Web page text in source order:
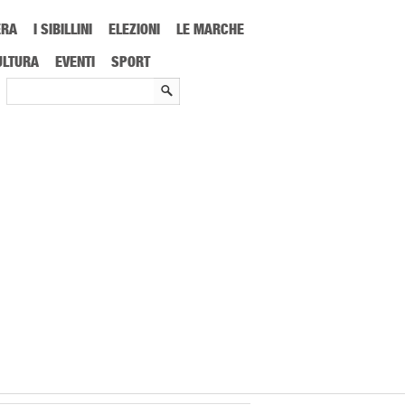
I SIBILLINI ELEZIONI
LE MARCHE
EVENTI SPORT